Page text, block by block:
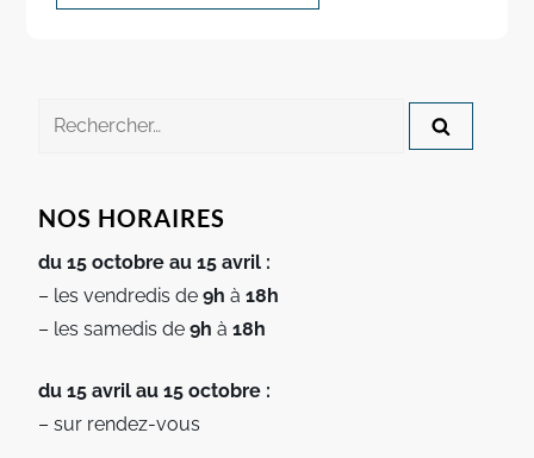
Rechercher :
NOS HORAIRES
du 15 octobre au 15 avril :
– les vendredis de9h à18h
– les samedis de9h à18h
du 15 avril au 15 octobre :
– sur rendez-vous